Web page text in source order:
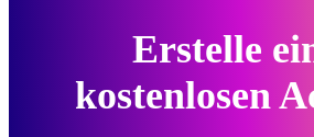
Erstelle
kostenlosen